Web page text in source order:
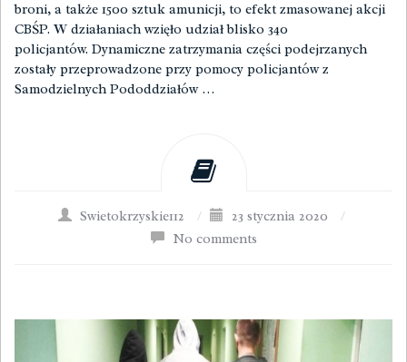
broni, a także 1500 sztuk amunicji, to efekt zmasowanej akcji
CBŚP. W działaniach wzięło udział blisko 340
policjantów. Dynamiczne zatrzymania części podejrzanych
zostały przeprowadzone przy pomocy policjantów z
Samodzielnych Pododdziałów …
Swietokrzyskie112 / 23 stycznia 2020
/
No comments